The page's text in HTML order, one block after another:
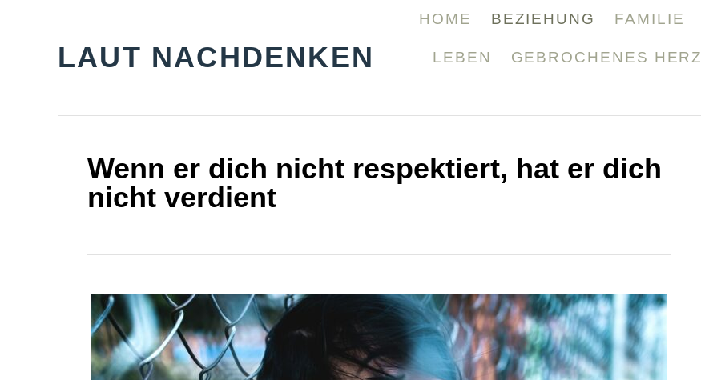
LAUT NACHDENKEN
HOME BEZIEHUNG FAMILIE
LEBEN GEBROCHENES HERZ
Wenn er dich nicht respektiert, hat er dich
nicht verdient